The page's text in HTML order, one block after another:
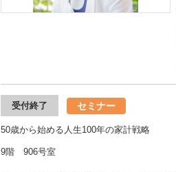
受付終了 セミナー
50歳から始める人生100年の家計戦略
9階 906号室